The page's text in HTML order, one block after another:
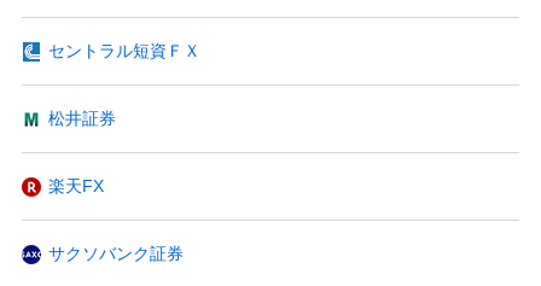
セントラル短資ＦＸ
松井証券
楽天FX
サクソバンク証券